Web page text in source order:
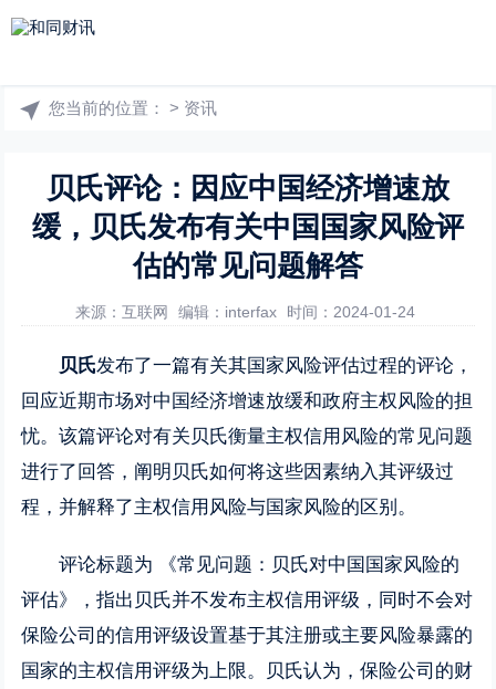
您当前的位置： > 资讯
贝氏评论：因应中国经济增速放
缓，贝氏发布有关中国国家风险评
估的常见问题解答
来源：互联网 编辑：interfax 时间：2024-01-24
贝氏发布了一篇有关其国家风险评估过程的评论，
回应近期市场对中国经济增速放缓和政府主权风险的担
忧。该篇评论对有关贝氏衡量主权信用风险的常见问题
进行了回答，阐明贝氏如何将这些因素纳入其评级过
程，并解释了主权信用风险与国家风险的区别。
评论标题为 《常见问题：贝氏对中国国家风险的
评估》，指出贝氏并不发布主权信用评级，同时不会对
保险公司的信用评级设置基于其注册或主要风险暴露的
国家的主权信用评级为上限。贝氏认为，保险公司的财